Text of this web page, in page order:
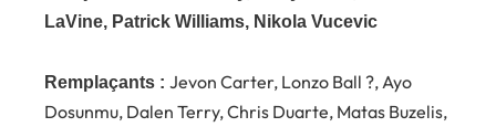
LaVine, Patrick Williams, Nikola Vucevic
Remplaçants : Jevon Carter, Lonzo Ball ?, Ayo
Dosunmu, Dalen Terry, Chris Duarte, Matas Buzelis,